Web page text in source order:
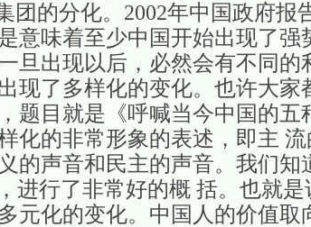
分化。2002年中国政府报
意味着至少中国开始出现了强
旦出现以后，必然会有不同的
现了多样化的变化。也许大家
题目就是《呼喊当今中国的五
化的非常形象的表述，即主
的声音和民主的声音。我们知
进行了非常好的概 括。也就是
元化的变化。中国人的价值取